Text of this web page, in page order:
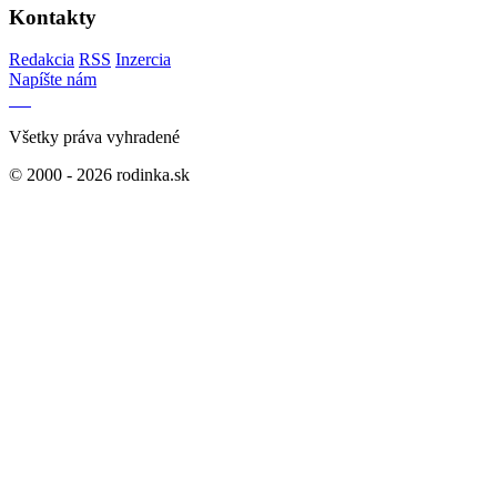
Kontakty
Redakcia RSS Inzercia
Napíšte nám
Všetky práva vyhradené
© 2000 - 2026 rodinka.sk